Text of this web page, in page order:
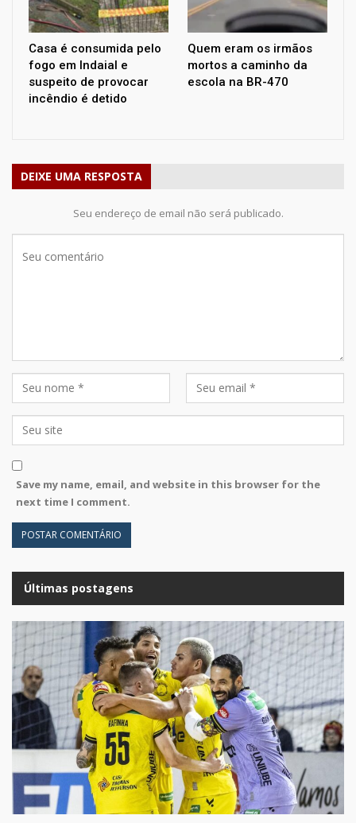
Casa é consumida pelo
fogo em Indaial e
suspeito de provocar
incêndio é detido
Quem eram os irmãos
mortos a caminho da
escola na BR-470
DEIXE UMA RESPOSTA
Seu endereço de email não será publicado.
Save my name, email, and website in this browser for the
next time I comment.
Últimas postagens